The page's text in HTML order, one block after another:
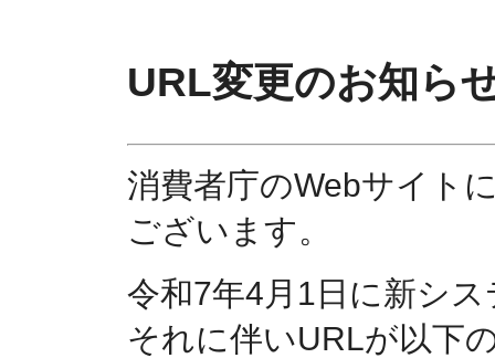
URL変更のお知ら
消費者庁のWebサイト
ございます。
令和7年4月1日に新シ
それに伴いURLが以下